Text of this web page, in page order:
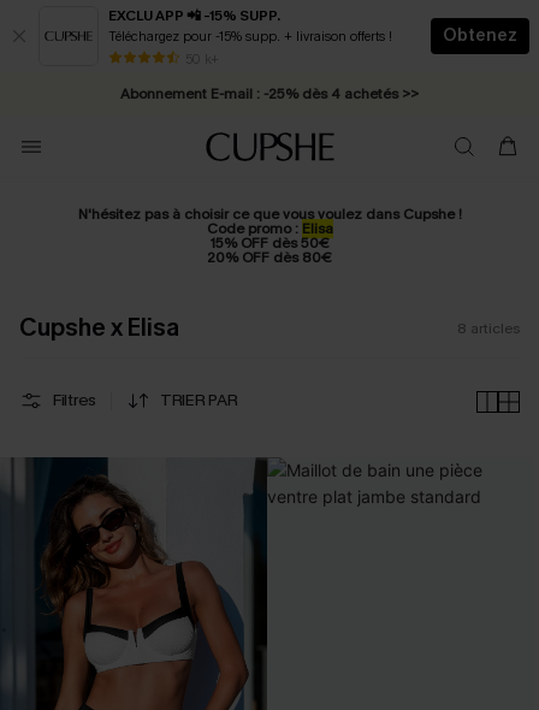
EXCLU APP 📲 -15% SUPP.
Téléchargez pour -15% supp. + livraison offerts !
50 k+
Obtenez
* Livraison éclair 2-3 jours ouvrés >>
Abonnement E-mail : -25% dès 4 achetés >>
N'hésitez pas à choisir ce que vous voulez dans Cupshe !
Code promo : Elisa
15% OFF dès 50€
20% OFF dès 80€
Cupshe x Elisa 8 articles
Filtres TRIER PAR